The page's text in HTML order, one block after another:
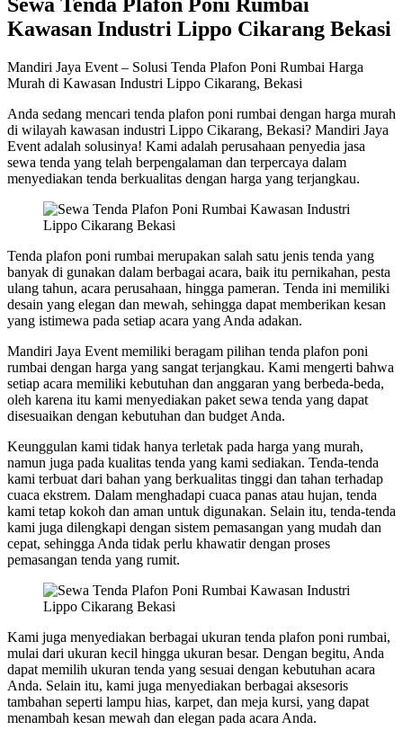
Kawasan Industri Lippo Cikarang Bekasi
Mandiri Jaya Event – Solusi Tenda Plafon Poni Rumbai Harga
Murah di Kawasan Industri Lippo Cikarang, Bekasi
Anda sedang mencari tenda plafon poni rumbai dengan harga murah
di wilayah kawasan industri Lippo Cikarang, Bekasi? Mandiri Jaya
Event adalah solusinya! Kami adalah perusahaan penyedia jasa
sewa tenda yang telah berpengalaman dan terpercaya dalam
menyediakan tenda berkualitas dengan harga yang terjangkau.
Tenda plafon poni rumbai merupakan salah satu jenis tenda yang
banyak di gunakan dalam berbagai acara, baik itu pernikahan, pesta
ulang tahun, acara perusahaan, hingga pameran. Tenda ini memiliki
desain yang elegan dan mewah, sehingga dapat memberikan kesan
yang istimewa pada setiap acara yang Anda adakan.
Mandiri Jaya Event memiliki beragam pilihan tenda plafon poni
rumbai dengan harga yang sangat terjangkau. Kami mengerti bahwa
setiap acara memiliki kebutuhan dan anggaran yang berbeda-beda,
oleh karena itu kami menyediakan paket sewa tenda yang dapat
disesuaikan dengan kebutuhan dan budget Anda.
Keunggulan kami tidak hanya terletak pada harga yang murah,
namun juga pada kualitas tenda yang kami sediakan. Tenda-tenda
kami terbuat dari bahan yang berkualitas tinggi dan tahan terhadap
cuaca ekstrem. Dalam menghadapi cuaca panas atau hujan, tenda
kami tetap kokoh dan aman untuk digunakan. Selain itu, tenda-tenda
kami juga dilengkapi dengan sistem pemasangan yang mudah dan
cepat, sehingga Anda tidak perlu khawatir dengan proses
pemasangan tenda yang rumit.
Kami juga menyediakan berbagai ukuran tenda plafon poni rumbai,
mulai dari ukuran kecil hingga ukuran besar. Dengan begitu, Anda
dapat memilih ukuran tenda yang sesuai dengan kebutuhan acara
Anda. Selain itu, kami juga menyediakan berbagai aksesoris
tambahan seperti lampu hias, karpet, dan meja kursi, yang dapat
menambah kesan mewah dan elegan pada acara Anda.